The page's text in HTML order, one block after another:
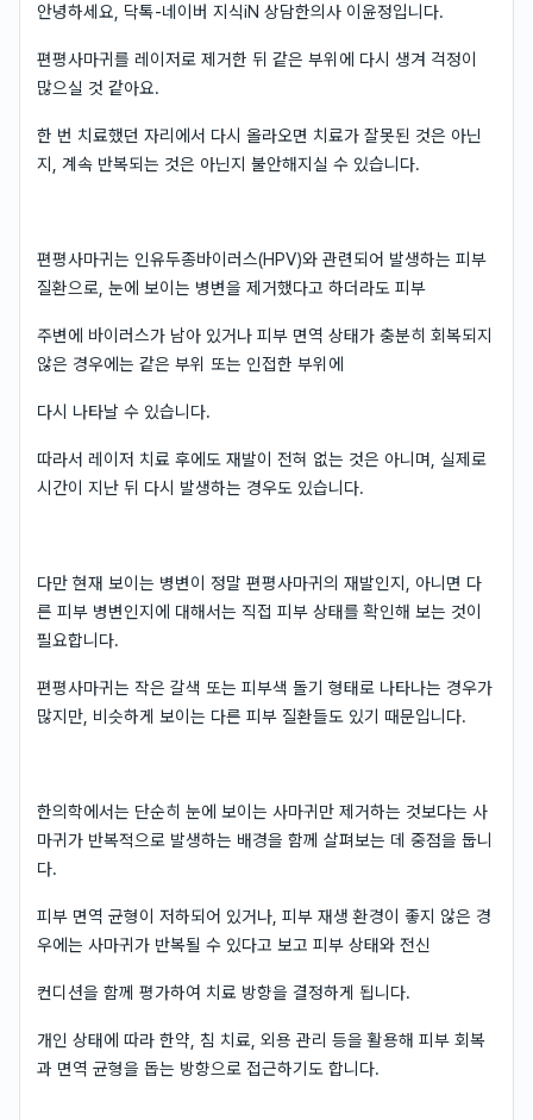
안녕하세요, 닥톡-네이버 지식iN 상담한의사 이윤정입니다.
편평사마귀를 레이저로 제거한 뒤 같은 부위에 다시 생겨 걱정이
많으실 것 같아요.
한 번 치료했던 자리에서 다시 올라오면 치료가 잘못된 것은 아닌
지, 계속 반복되는 것은 아닌지 불안해지실 수 있습니다.
편평사마귀는 인유두종바이러스(HPV)와 관련되어 발생하는 피부
질환으로, 눈에 보이는 병변을 제거했다고 하더라도 피부
주변에 바이러스가 남아 있거나 피부 면역 상태가 충분히 회복되지
않은 경우에는 같은 부위 또는 인접한 부위에
다시 나타날 수 있습니다.
따라서 레이저 치료 후에도 재발이 전혀 없는 것은 아니며, 실제로
시간이 지난 뒤 다시 발생하는 경우도 있습니다.
다만 현재 보이는 병변이 정말 편평사마귀의 재발인지, 아니면 다
른 피부 병변인지에 대해서는 직접 피부 상태를 확인해 보는 것이
필요합니다.
편평사마귀는 작은 갈색 또는 피부색 돌기 형태로 나타나는 경우가
많지만, 비슷하게 보이는 다른 피부 질환들도 있기 때문입니다.
한의학에서는 단순히 눈에 보이는 사마귀만 제거하는 것보다는 사
마귀가 반복적으로 발생하는 배경을 함께 살펴보는 데 중점을 둡니
다.
피부 면역 균형이 저하되어 있거나, 피부 재생 환경이 좋지 않은 경
우에는 사마귀가 반복될 수 있다고 보고 피부 상태와 전신
컨디션을 함께 평가하여 치료 방향을 결정하게 됩니다.
개인 상태에 따라 한약, 침 치료, 외용 관리 등을 활용해 피부 회복
과 면역 균형을 돕는 방향으로 접근하기도 합니다.